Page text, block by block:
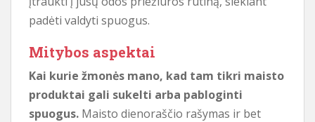
padėti valdyti spuogus.
Mitybos aspektai
Kai kurie žmonės mano, kad tam tikri maisto
produktai gali sukelti arba pabloginti
spuogus. Maisto dienoraščio rašymas ir bet